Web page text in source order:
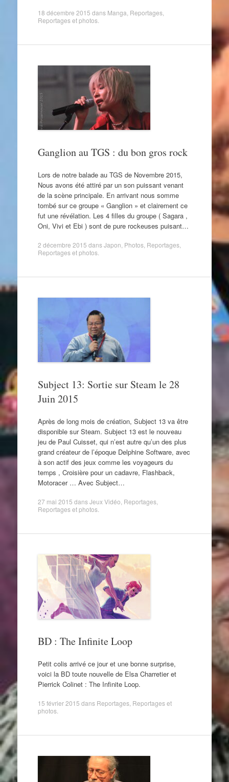
18 décembre 2015 dans Manga Reportages,
Reportages et photos.
Ganglion au TGS : du bon gros rock
Lors de notre balade au TGS de Novembre 2015,
Nous avons été attiré par un son puissant venant
de la scène principale. En arrivant nous somme
tombé sur ce groupe « Ganglion » et clairement ce
fut une révélation. Les 4 filles du groupe ( Sagara ,
Oni, Vivi et Ebi ) sont de pure rockeuses puisant…
2 décembre 2015 dansJapon Photos, Reportages,
Reportages et photos.
Subject 13: Sortie sur Steam le 28
Juin 2015
Après de long mois de création, Subject 13 va être
disponible sur Steam. Subject 13 est le nouveau
jeu de Paul Cuisset, qui n’est autre qu’un des plus
grand créateur de l’époque Delphine Software, avec
à son actif des jeux comme les voyageurs du
temps , Croisière pour un cadavre, Flashback,
Motoracer … Avec Subject…
27 mai 2015 dansJeux Vidéo Reportages,
Reportages et photos.
BD : The Infinite Loop
Petit colis arrivé ce jour et une bonne surprise,
voici la BD toute nouvelle de Elsa Charretier et
Pierrick Colinet : The Infinite Loop.
15 février 2015 dans Reportages, Reportages et
photos.